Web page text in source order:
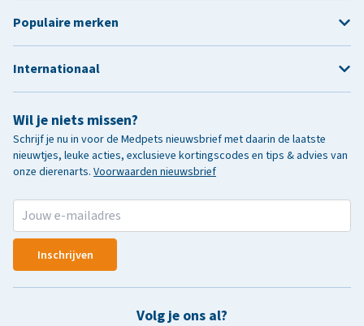
Wil je niets missen?
Schrijf je nu in voor de Medpets nieuwsbrief met daarin de laatste
nieuwtjes, leuke acties, exclusieve kortingscodes en tips & advies van
onze dierenarts. Voorwaarden nieuwsbrief
Inschrijven
Volg je ons al?
Populaire merken
Internationaal